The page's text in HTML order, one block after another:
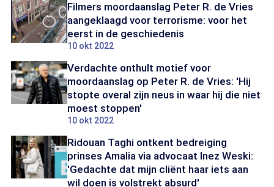
Filmers moordaanslag Peter R. de Vries
aangeklaagd voor terrorisme: voor het
eerst in de geschiedenis
10 okt 2022
Verdachte onthult motief voor
moordaanslag op Peter R. de Vries: 'Hij
stopte overal zijn neus in waar hij die niet
moest stoppen'
10 okt 2022
Ridouan Taghi ontkent bedreiging
prinses Amalia via advocaat Inez Weski:
'Gedachte dat mijn cliënt haar iets aan
wil doen is volstrekt absurd'